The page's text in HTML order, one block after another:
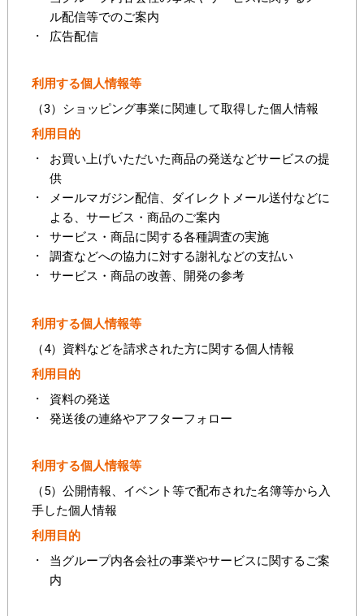
ル配信等でのご案内
広告配信
利用する個人情報等
（3）ショッピング事業に関連して取得した個人情報
利用目的
お買い上げいただいた商品の発送などサービスの提
供
メールマガジン配信、ダイレクトメール送付などに
よる、サービス・商品のご案内
サービス・商品に関する各種調査の実施
調査などへの協力に対する謝礼などの支払い
サービス・商品の改善、開発の参考
利用する個人情報等
（4）資料などを請求された方に関する個人情報
利用目的
資料の発送
発送後の連絡やアフターフォロー
利用する個人情報等
（5）公開情報、イベント等で配布された名簿等から入
手した個人情報
利用目的
当グループ内各会社の事業やサービスに関するご案
内